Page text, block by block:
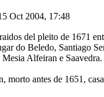
Oct 2004, 17:48
del pleito de 1671
do Beledo, Santiago
Alfeiran e Saavedra.
morto antes de 1651,